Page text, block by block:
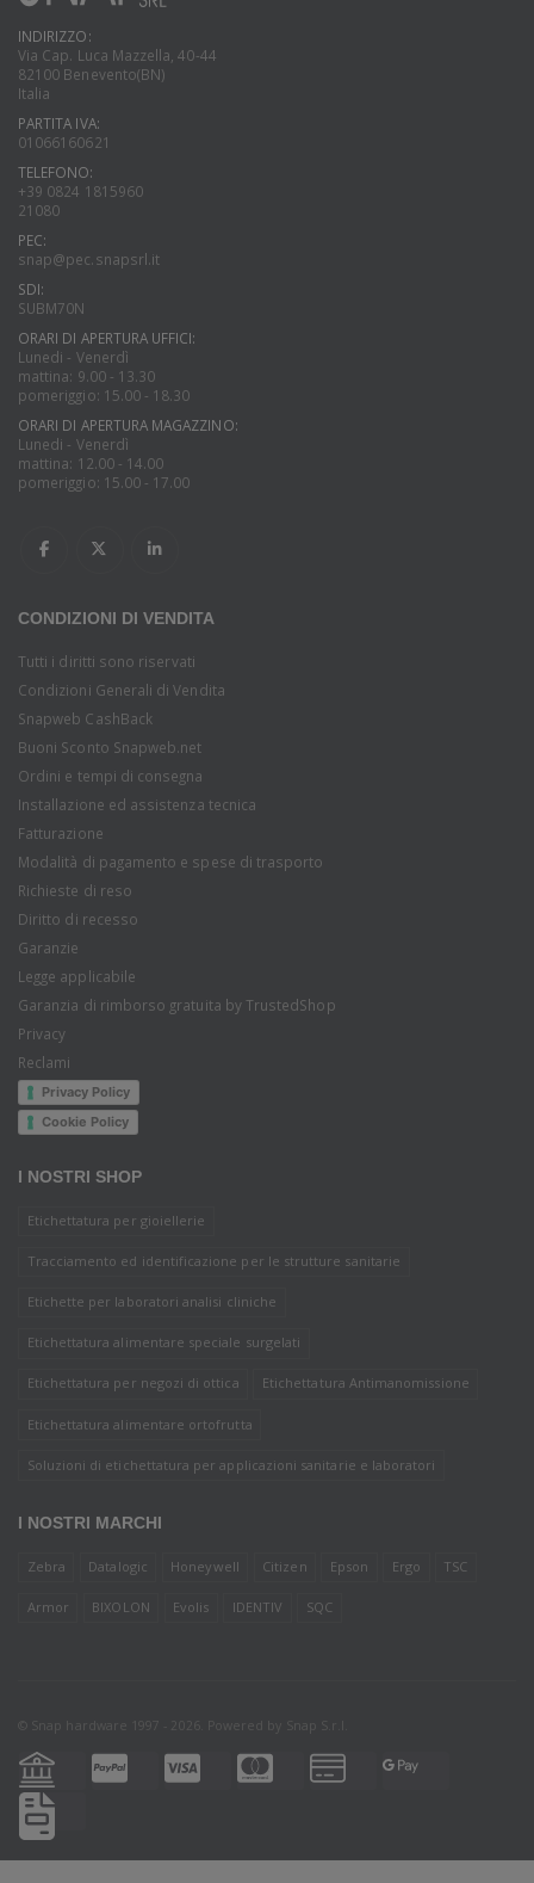
INDIRIZZO:
Via Cap. Luca Mazzella, 40-44
82100 Benevento(BN)
Italia
PARTITA IVA:
01066160621
TELEFONO:
+39 0824 1815960
21080
PEC:
snap@pec.snapsrl.it
SDI:
SUBM70N
ORARI DI APERTURA UFFICI:
Lunedi - Venerdì
mattina: 9.00 - 13.30
pomeriggio: 15.00 - 18.30
ORARI DI APERTURA MAGAZZINO:
Lunedi - Venerdì
mattina: 12.00 - 14.00
pomeriggio: 15.00 - 17.00
CONDIZIONI DI VENDITA
Tutti i diritti sono riservati
Condizioni Generali di Vendita
Snapweb CashBack
Buoni Sconto Snapweb.net
Ordini e tempi di consegna
Installazione ed assistenza tecnica
Fatturazione
Modalità di pagamento e spese di trasporto
Richieste di reso
Diritto di recesso
Garanzie
Legge applicabile
Garanzia di rimborso gratuita by TrustedShop
Privacy
Reclami
Privacy Policy
Cookie Policy
I NOSTRI SHOP
Etichettatura per gioiellerie
Tracciamento ed identificazione per le strutture sanitarie
Etichette per laboratori analisi cliniche
Etichettatura alimentare speciale surgelati
Etichettatura per negozi di ottica Etichettatura Antimanomissione
Etichettatura alimentare ortofrutta
Soluzioni di etichettatura per applicazioni sanitarie e laboratori
I NOSTRI MARCHI
Zebra Datalogic Honeywell Citizen Epson Ergo TSC
Armor BIXOLON Evolis IDENTIV SQC
© Snap hardware 1997 - 2026. Powered by Snap S.r.l.